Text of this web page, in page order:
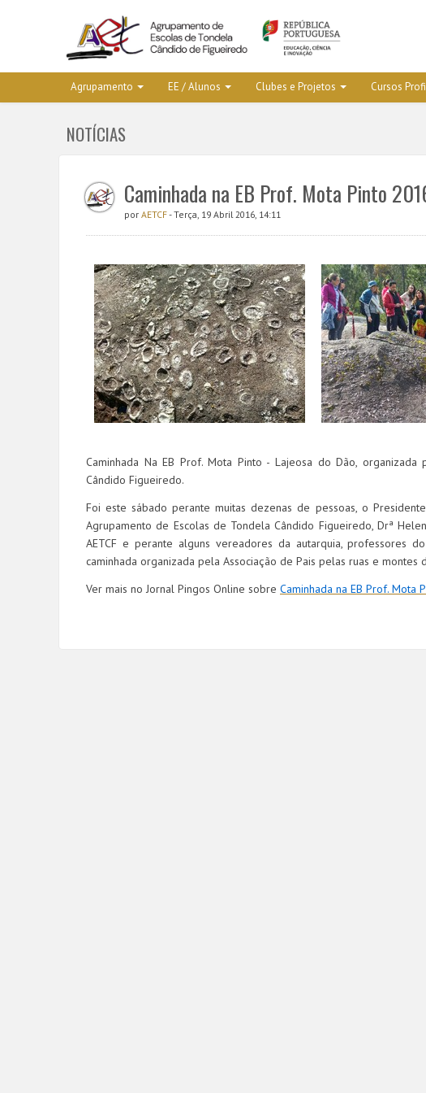
Agrupamento EE / Alunos Clubes e Projetos Cursos
NOTÍCIAS
Caminhada na EB Prof. Mota Pinto
por AETCF- Terça, 19 Abril 2016, 14:11
Caminhada Na EB Prof. Mota Pinto - Lajeosa do Dão,
Cândido Figueiredo.
Foi este sábado perante muitas dezenas de pessoas, o
Agrupamento de Escolas de Tondela Cândido Figueiredo, Drª
AETCF e perante alguns vereadores da autarquia, professores
caminhada organizada pela Associação de Pais pelas ruas e montes
Ver mais no Jornal Pingos Online sobre Caminhada na EB Prof. Mota